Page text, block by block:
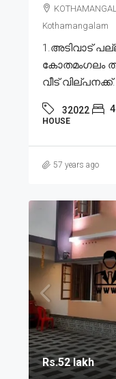
Kothamangalam
1.അടിവാട്
കോതമംഗലം
വീട് വില്പനക്ക്.
32022 4
HOUSE
57 years ago
Rs.52 lakh